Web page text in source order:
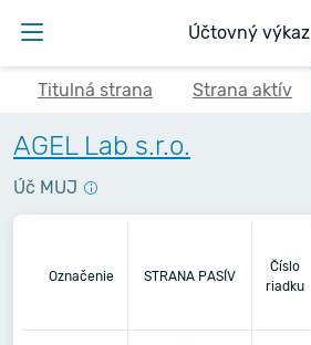
Účtovný výkaz
Titulná strana Strana aktív
AGEL Lab s.r.o.
Úč MUJ
Označenie STRANA PASÍV
Číslo
riadku